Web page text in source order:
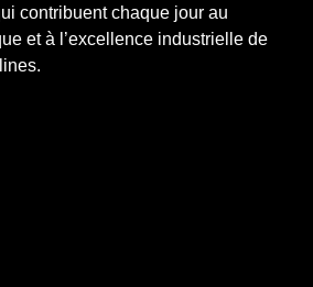
contribuent chaque jour au
et à l’excellence industrielle de